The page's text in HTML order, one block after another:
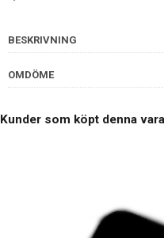
BESKRIVNING
OMDÖME
Kunder som köpt denna